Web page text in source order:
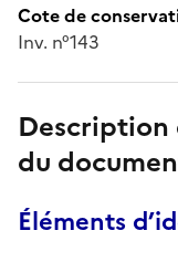
Cote de
Inv. n°143
Description
du
Éléments